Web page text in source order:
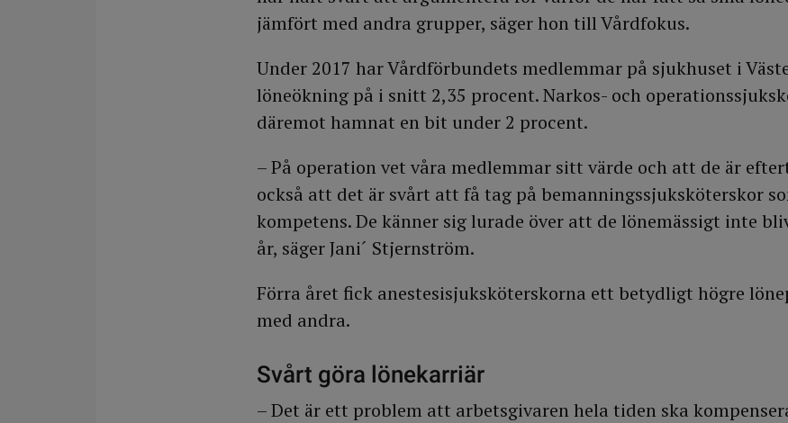
jämfört med andra grupper, säger hon till Vårdfokus.
Under 2017 har Vårdförbundets medlemmar på sjukhuset i
löneökning på i snitt 2,35 procent. Narkos- och
däremot hamnat en bit under 2 procent.
– På operation vet våra medlemmar sitt värde och att de är
också att det är svårt att få tag på bemanningssjuksköterskor
kompetens. De känner sig lurade över att de lönemässigt inte
år, säger Jani´ Stjernström.
Förra året fick anestesisjuksköterskorna ett betydligt högre
med andra.
Svårt göra lönekarriär
– Det är ett problem att arbetsgivaren hela tiden ska